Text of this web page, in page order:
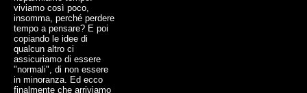
viviamo così poco,
insomma, perché perdere
tempo a pensare? E poi
copiando le idee di
qualcun altro ci
assicuriamo di essere
"normali", di non essere
in minoranza. Ed ecco
finalmente che arriviamo